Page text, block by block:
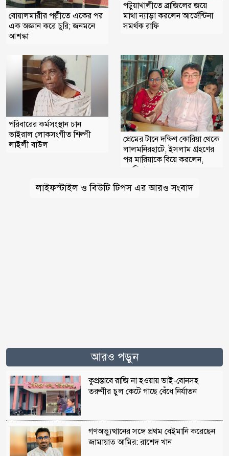
বোয়ালমারীর পল্লীতে একের পর
এক অজ্ঞান করে চুরি; জনমনে
আশঙ্কা
পটুয়াখালীতে ব্রাজিলের জয়ে
মাথা ন্যাড়া করলেন আর্জেন্টিনা
সমর্থক রাফি
পরিবারের কর্মসংস্থান চান
ভাইরাল লোকসংগীত শিল্পী
লাইলী বাউল
প্রেমের টানে দক্ষিণ কোরিয়া থেকে
লালমনিরহাটে, ইসলাম গ্রহণের
পর মারিয়াকে বিয়ে করলেন,
কোরিয়ান যুবক
লাইফস্টাইল ও বিউটি টিপস এর আরও সংবাদ
আরও পড়ুন
কুপ্রস্তাবে রাজি না হওয়ায় ভাই-বোনসহ
তরুণীর চুল কেটে গাছে বেঁধে নির্যাতন
গণঅভ্যুত্থানের সঙ্গে প্রথম বেইমানি করেছেন
জামায়াত আমির: রাশেদ খান